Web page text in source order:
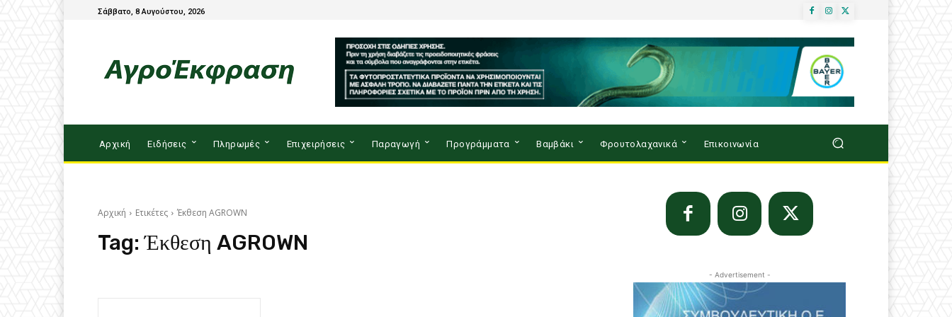
Σάββατο, 8 Αυγούστου, 2026
Αρχική Ειδήσεις Πληρωμές Επιχειρήσεις Παραγωγή Προγράμματα Βαμβάκι Φρουτολαχανικά Επικοινωνία
Αρχική Ετικέτες Έκθεση AGROWN
Tag:Έκθεση AGROWN
- Advertisement -